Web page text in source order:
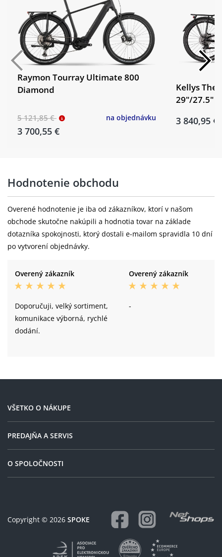
baterie:
KELLYS Re-Charge V10 Li-ion internal
removable 725 Wh / capacity 20 Ah,
powered by BMZ
cyklopočítač:
PANASONIC Bluetooth® 5.0 navigation
Side Color Display
Barva: Dark
Raymon Tourray Ultimate 800
Diamond
5 121,85 €
3 700,55 €
na objednávku
Kellys
29"/27.5"
3 840,95 €
Hodnotenie obchodu
Overené hodnotenie je iba od zákazníkov, ktorí v našom
obchode skutočne nakúpili a hodnotia tovar na základe
dotazníka spokojnosti, ktorý dostali e-mailom spravidla 10 dní
po vytvorení objednávky.
Overený zákazník
Doporučuji, velký sortiment,
komunikace výborná, rychlé
dodání.
Overený zákazník
-
VŠETKO O NÁKUPE
PREDAJŇA A SERVIS
O SPOLOČNOSTI
Copyright © 2026 SPOKE